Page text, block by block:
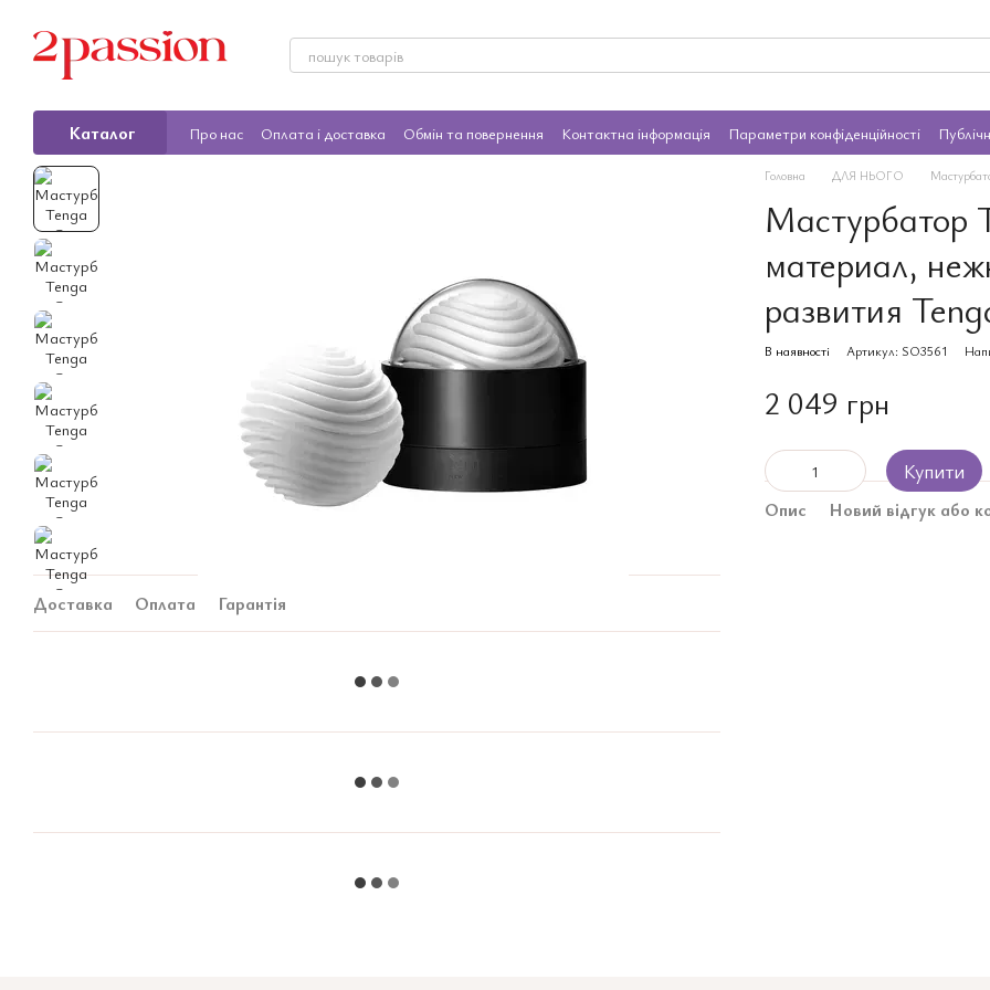
Каталог Про нас Оплата і доставка Обмін та повернення Контактна інформація Параметри конфіденційності
Доставка Оплата Гарантія
Головна ДЛЯ НЬОГО
Мастурбатор
материал,
развития
В наявності Артикул: SO3561
2 049 грн
Купити
Опис Новий відгук або